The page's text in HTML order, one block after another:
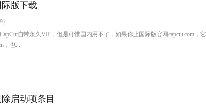
版下载
自带永久VIP，但是可惜国内用不了，如果你上国际版官网capcut.com，它
，也...
启动项条目